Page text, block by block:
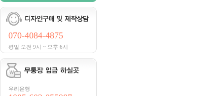
070-4084-4875
평일 오전 9시 ~ 오후 6시
우리은행